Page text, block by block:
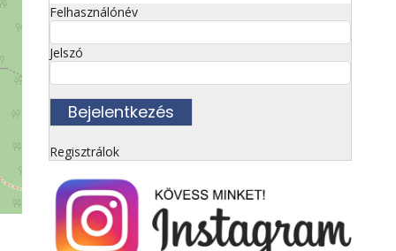
Felhasználónév
Jelszó
Regisztrálok